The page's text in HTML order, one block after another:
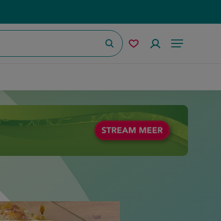
Menu
ZoekenMijn Accountmenu